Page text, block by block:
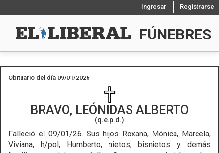
Ingresar Registrarse
FÚNEBRES
Obituario del día 09/01/2026
BRAVO, LEÓNIDAS ALBERTO
(q.e.p.d.)
Falleció el 09/01/26. Sus hijos Roxana, Mónica, Marcela,
Viviana, h/pol, Humberto, nietos, bisnietos y demás